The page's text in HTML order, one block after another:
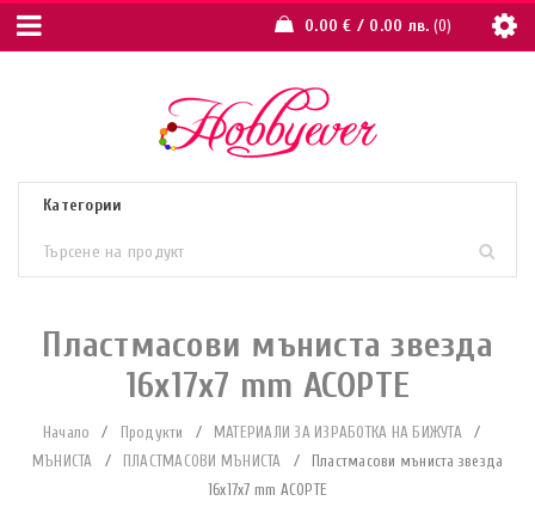
0.00€ / 0.00 лв. 0
Пластмасови мъниста звезда
16х17х7 mm АСОРТЕ
Начало / Продукти / МАТЕРИАЛИ ЗА ИЗРАБОТКА НА БИЖУТА
/
МЪНИСТА
/ ПЛАСТМАСОВИ МЪНИСТА /
Пластмасови мъниста звезда
16х17х7 mm АСОРТЕ